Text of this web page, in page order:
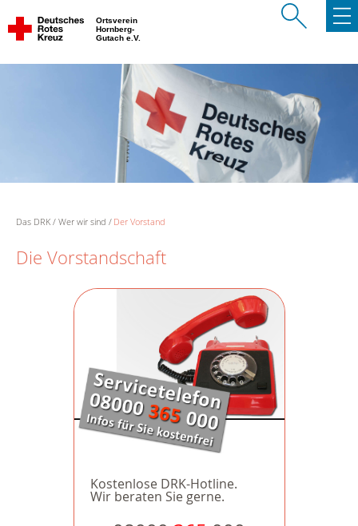
Ortsverein
Hornberg-
Gutach e.V.
Das DRK Wer wir sind Der Vorstand
Die Vorstandschaft
Kostenlose DRK-Hotline.
Wir beraten Sie gerne.